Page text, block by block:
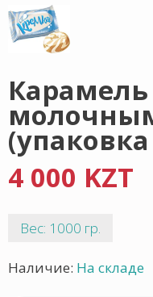
(упаковка
4 000 KZT
Вес: 1000 гр.
Наличие: На складе